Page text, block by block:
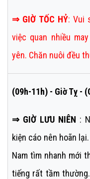
⇒ GIỜ TỐC HỶ: Vui
việc quan nhiều
yên. Chăn nuôi đều
(09h-11h) - Giờ Tỵ -
⇒ GIỜ LƯU NIÊN :
kiện cáo nên hoãn
Nam tìm nhanh mới
tiếng rất tầm